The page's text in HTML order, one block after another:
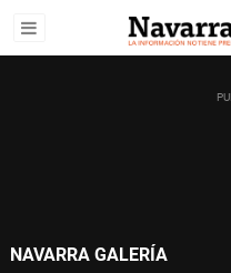
NAVARRA GALERÍA